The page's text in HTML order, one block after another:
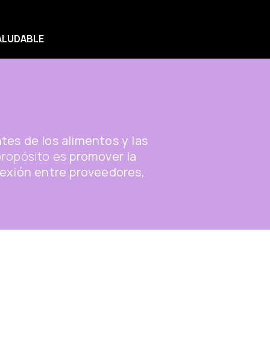
de los alimentos y las
es promover la
entre proveedores,